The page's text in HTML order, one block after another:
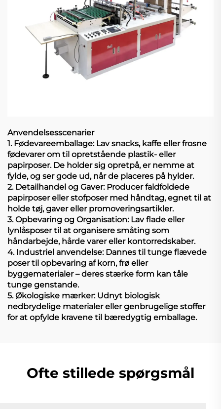
Anvendelsesscenarier
1. Fødevareemballage: Lav snacks, kaffe eller frosne
fødevarer om til opretstående plastik- eller
papirposer. De holder sig opretpå, er nemme at
fylde, og ser gode ud, når de placeres på hylder.
2. Detailhandel og Gaver: Producer faldfoldede
papirposer eller stofposer med håndtag, egnet til at
holde tøj, gaver eller promoveringsartikler.
3. Opbevaring og Organisation: Lav flade eller
lynlåsposer til at organisere småting som
håndarbejde, hårde varer eller kontorredskaber.
4. Industriel anvendelse: Dannes til tunge flævede
poser til opbevaring af korn, frø eller
byggematerialer – deres stærke form kan tåle
tunge genstande.
5. Økologiske mærker: Udnyt biologisk
nedbrydelige materialer eller genbrugelige stoffer
for at opfylde kravene til bæredygtig emballage.
Ofte stillede spørgsmål